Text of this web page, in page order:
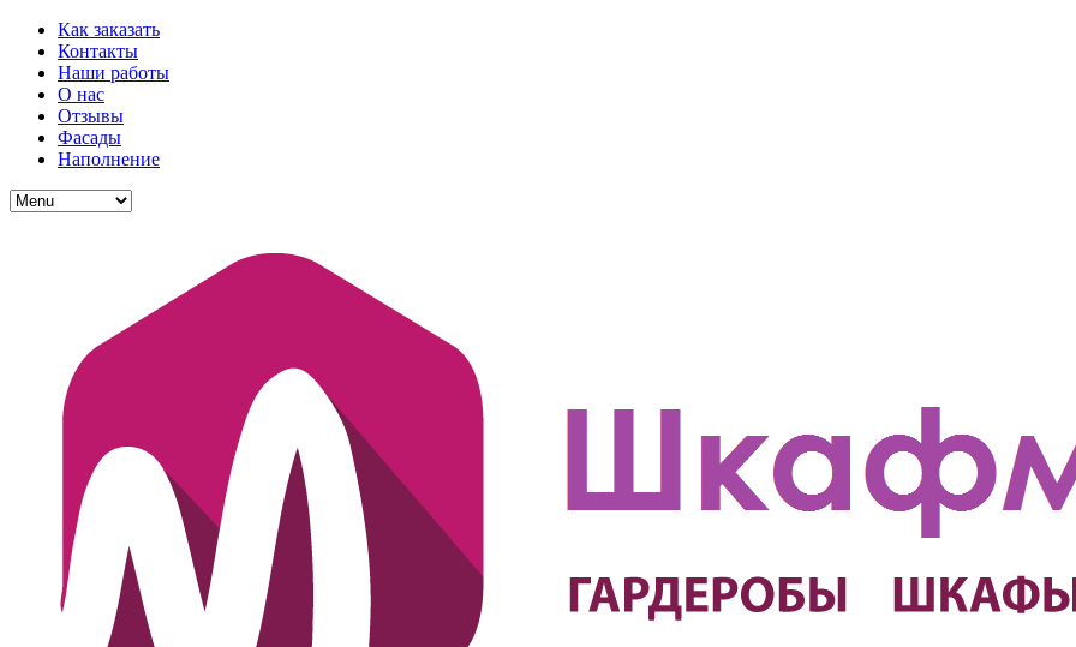
Как заказать
Контакты
Наши работы
О нас
Отзывы
Фасады
Наполнение